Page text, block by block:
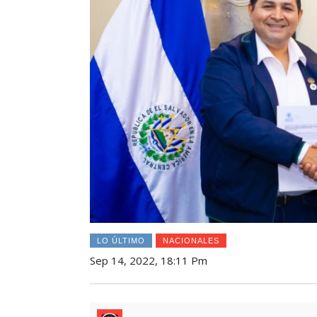
LO ÚLTIMO NACIONALES
Sep 14, 2022, 18:11 Pm